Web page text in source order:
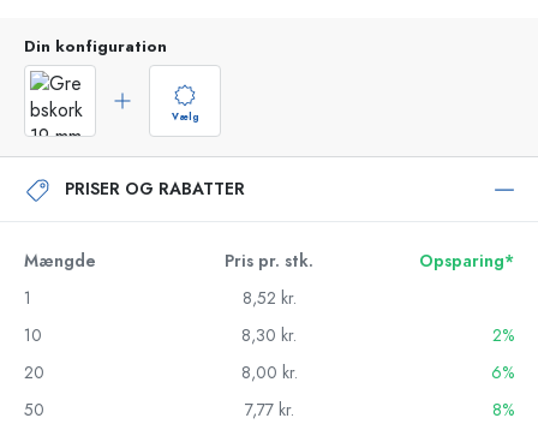
Din konfiguration
Vælg
PRISER OG RABATTER
Mængde Pris pr. stk.
Opsparing*
1
8,52 kr.
10
8,30 kr.
2%
20
8,00 kr.
6%
50
7,77 kr.
8%